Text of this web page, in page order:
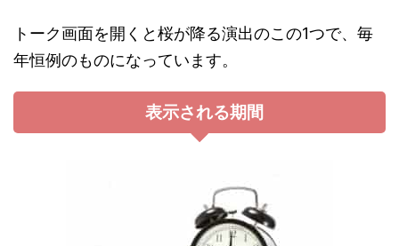
トーク画面を開くと桜が降る演出のこの1つで、毎
年恒例のものになっています。
表示される期間